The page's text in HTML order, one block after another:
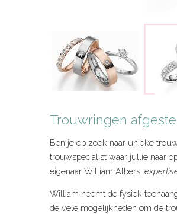
Trouwringen
Ben je op zoek naar unieke
trouwspecialist waar jullie naar
eigenaar William Albers,
William neemt de fysiek
de vele mogelijkheden om de